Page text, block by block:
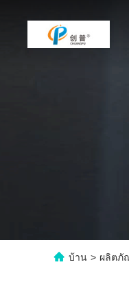
บ้าน > ผลิตภั